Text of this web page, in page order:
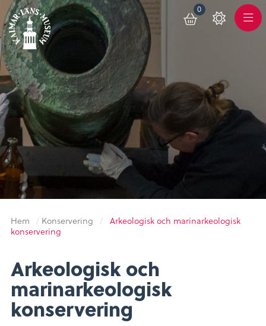
Varukorg
0 Toggle
Color
Scheme
Meny
Hem / Konservering / Arkeologisk och marinarkeologisk
konservering
Arkeologisk och
marinarkeologisk
konservering